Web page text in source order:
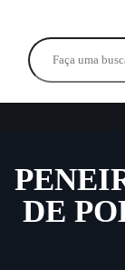
DE